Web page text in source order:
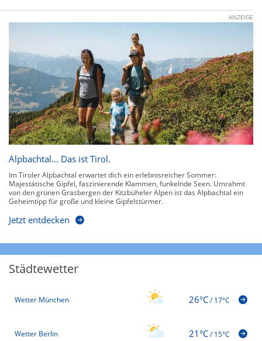
ANZEIGE
Alpbachtal… Das ist Tirol.
Im Tiroler Alpbachtal erwartet dich ein erlebnisreicher Sommer:
Majestätische Gipfel, faszinierende Klammen, funkelnde Seen. Umrahmt
von den grünen Grasbergen der Kitzbüheler Alpen ist das Alpbachtal ein
Geheimtipp für große und kleine Gipfelstürmer.
Jetzt entdecken
Städtewetter
Wetter München 26°C/17°C
Wetter Berlin 21°C/15°C